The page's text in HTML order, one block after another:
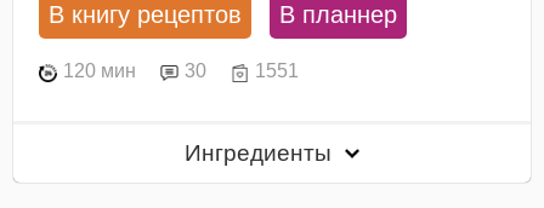
В книгу рецептов В планнер
120 мин 30 1551
Ингредиенты